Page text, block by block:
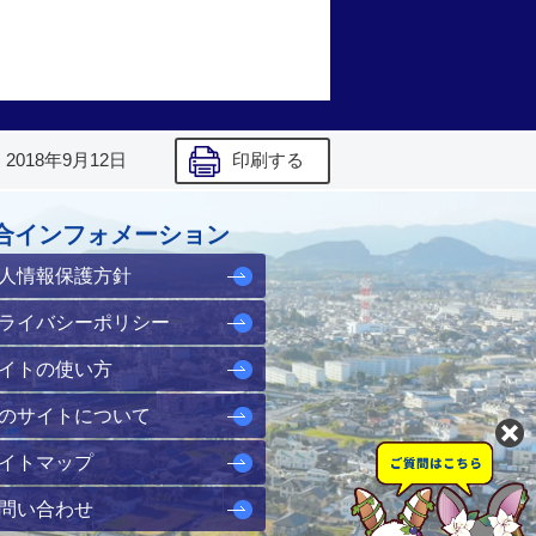
2018年9月12日 印刷する
インフォメーション
情報保護方針
イバシーポリシー
トの使い方
サイトについて
トマップ
い合わせ